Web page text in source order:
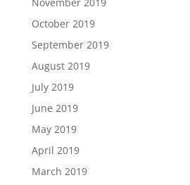
October 2019
September 2019
August 2019
July 2019
June 2019
May 2019
April 2019
March 2019